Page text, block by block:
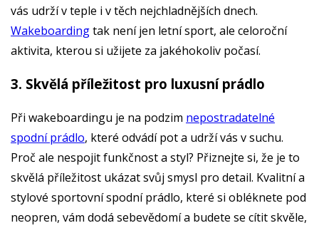
vás udrží v teple i v těch nejchladnějších dnech.
Wakeboardingtak není jen letní sport, ale celoroční
aktivita, kterou si užijete za jakéhokoliv počasí.
3. Skvělá příležitost pro luxusní prádlo
Při wakeboardingu je na podzim nepostradatelné
spodní prádlo, které odvádí pot a udrží vás v suchu.
Proč ale nespojit funkčnost a styl? Přiznejte si, že je to
skvělá příležitost ukázat svůj smysl pro detail. Kvalitní a
stylové sportovní spodní prádlo, které si obléknete pod
neopren, vám dodá sebevědomí a budete se cítit skvěle,